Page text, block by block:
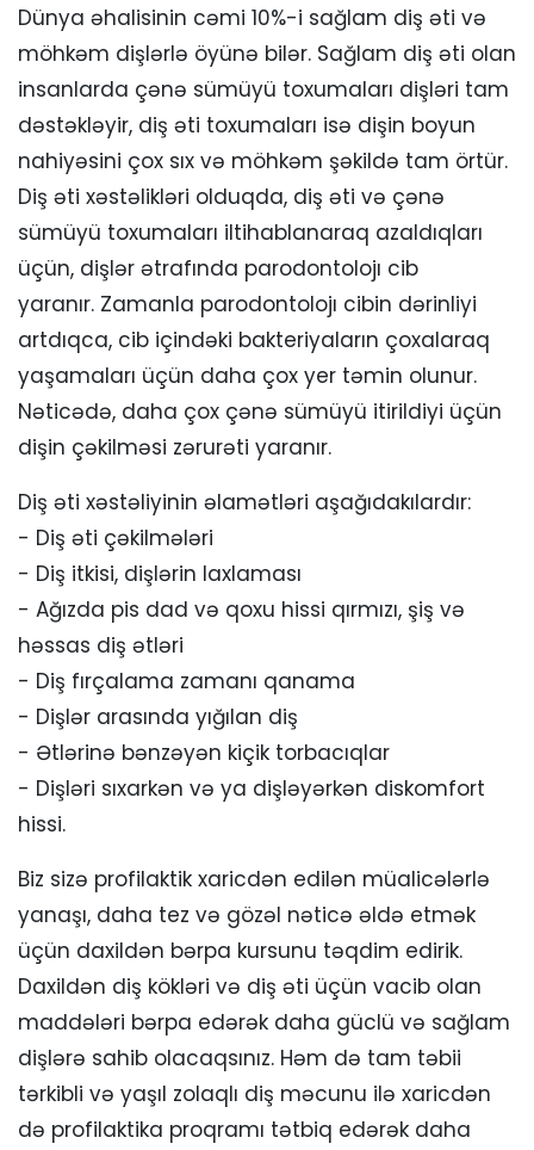
Dünya əhalisinin cəmi 10%-i sağlam diş əti və
möhkəm dişlərlə öyünə bilər. Sağlam diş əti olan
insanlarda çənə sümüyü toxumaları dişləri tam
dəstəkləyir, diş əti toxumaları isə dişin boyun
nahiyəsini çox sıx və möhkəm şəkildə tam örtür.
Diş əti xəstəlikləri olduqda, diş əti və çənə
sümüyü toxumaları iltihablanaraq azaldıqları
üçün, dişlər ətrafında parodontolojı cib
yaranır. Zamanla parodontolojı cibin dərinliyi
artdıqca, cib içindəki bakteriyaların çoxalaraq
yaşamaları üçün daha çox yer təmin olunur.
Nəticədə, daha çox çənə sümüyü itirildiyi üçün
dişin çəkilməsi zərurəti yaranır.
Diş əti xəstəliyinin əlamətləri aşağıdakılardır:
- Diş əti çəkilmələri
- Diş itkisi, dişlərin laxlaması
- Ağızda pis dad və qoxu hissi qırmızı, şiş və
həssas diş ətləri
- Diş fırçalama zamanı qanama
- Dişlər arasında yığılan diş
- Ətlərinə bənzəyən kiçik torbacıqlar
- Dişləri sıxarkən və ya dişləyərkən diskomfort
hissi.
Biz sizə profilaktik xaricdən edilən müalicələrlə
yanaşı, daha tez və gözəl nəticə əldə etmək
üçün daxildən bərpa kursunu təqdim edirik.
Daxildən diş kökləri və diş əti üçün vacib olan
maddələri bərpa edərək daha güclü və sağlam
dişlərə sahib olacaqsınız. Həm də tam təbii
tərkibli və yaşıl zolaqlı diş məcunu ilə xaricdən
də profilaktika proqramı tətbiq edərək daha